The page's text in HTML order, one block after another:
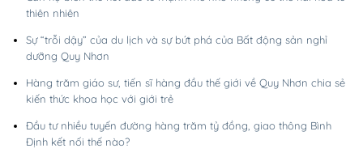
thiên nhiên
Sự “trỗi dậy” của du lịch và sự bứt phá của Bất động sản nghỉ
dưỡng Quy Nhơn
Hàng trăm giáo sư, tiến sĩ hàng đầu thế giới về Quy Nhơn chia sẻ
kiến thức khoa học với giới trẻ
Đầu tư nhiều tuyến đường hàng trăm tỷ đồng, giao thông Bình
Định kết nối thế nào?